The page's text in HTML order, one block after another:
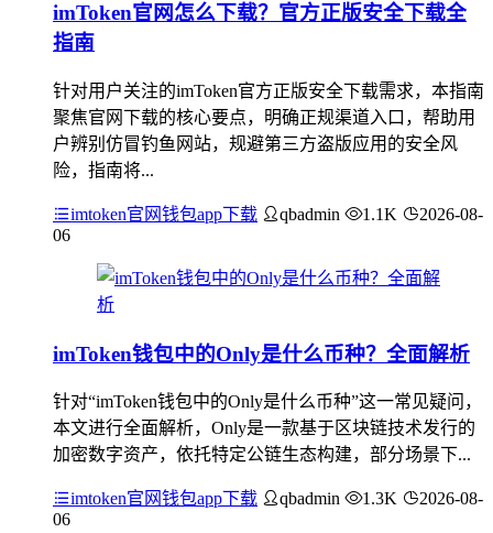
imToken官网怎么下载？官方正版安全下载全
指南
针对用户关注的imToken官方正版安全下载需求，本指南
聚焦官网下载的核心要点，明确正规渠道入口，帮助用
户辨别仿冒钓鱼网站，规避第三方盗版应用的安全风
险，指南将...
imtoken官网钱包app下载 qbadmin 1.1K
2026-08-
06
imToken钱包中的Only是什么币种？全面解析
针对“imToken钱包中的Only是什么币种”这一常见疑问，
本文进行全面解析，Only是一款基于区块链技术发行的
加密数字资产，依托特定公链生态构建，部分场景下...
imtoken官网钱包app下载 qbadmin 1.3K
2026-08-
06